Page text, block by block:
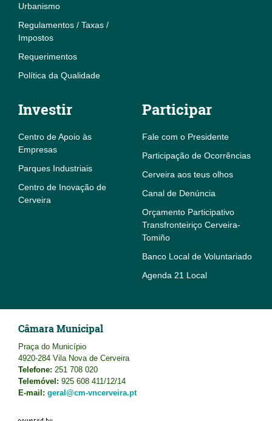
Urbanismo
Regulamentos / Taxas /
Impostos
Requerimentos
Política da Qualidade
Investir
Centro de Apoio às
Empresas
Parques Industriais
Centro de Inovação de
Cerveira
Participar
Fale com o Presidente
Participação de Ocorrências
Cerveira aos teus olhos
Canal de Denúncia
Orçamento Participativo
Transfronteiriço Cerveira-
Tomiño
Banco Local de Voluntariado
Agenda 21 Local
Câmara Municipal
Praça do Município
4920-284 Vila Nova de Cerveira
Telefone: 251 708 020
Telemóvel: 925 608 411/12/14
E-mail: geral@cm-vncerveira.pt